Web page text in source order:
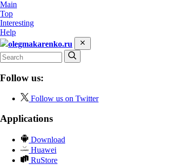
Main
Top
Interesting
Help
olegmakarenko.ru
Follow us:
Follow us on Twitter
Applications
Download
Huawei
RuStore